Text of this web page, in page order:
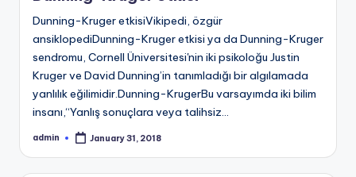
Dunning-Kruger etkisiVikipedi, özgür
ansiklopediDunning-Kruger etkisi ya da Dunning-Kruger
sendromu, Cornell Üniversitesi'nin iki psikoloğu Justin
Kruger ve David Dunning’in tanımladığı bir algılamada
yanlılık eğilimidir.Dunning-KrugerBu varsayımda iki bilim
insanı,“Yanlış sonuçlara veya talihsiz…
Posted
admin January 31, 2018